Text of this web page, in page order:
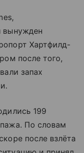
вынужден
Хартфилд-
после того,
запах
199
По словам
после взлёта